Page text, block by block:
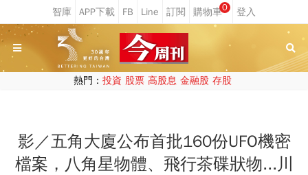
0
熱門： 投資 股票 高股息 金融股 存股
影／五角大廈公布首批160份UFO機密
檔案，八角星物體、飛行茶碟狀物...川